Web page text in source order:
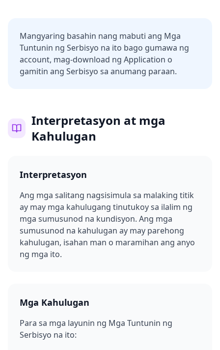
Mangyaring basahin nang mabuti ang Mga
Tuntunin ng Serbisyo na ito bago gumawa ng
account, mag-download ng Application o
gamitin ang Serbisyo sa anumang paraan.
Interpretasyon at mga
Kahulugan
Interpretasyon
Ang mga salitang nagsisimula sa malaking titik
ay may mga kahulugang tinutukoy sa ilalim ng
mga sumusunod na kundisyon. Ang mga
sumusunod na kahulugan ay may parehong
kahulugan, isahan man o maramihan ang anyo
ng mga ito.
Mga Kahulugan
Para sa mga layunin ng Mga Tuntunin ng
Serbisyo na ito: